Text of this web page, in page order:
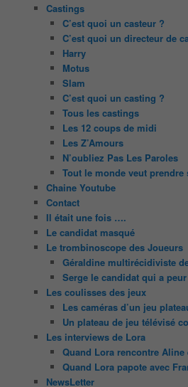
Castings
C’est quoi un casteur ?
C’est quoi un directeur de
Harry
Motus
Slam
C’est quoi un casting ?
Tous les castings
Les 12 coups de midi
Les Z’Amours
N’oubliez Pas Les Paroles
Tout le monde veut prendre
Chaine Youtube
Contact
Il était une fois ….
Le candidat masqué
Le trombinoscope des Joueurs
Géraldine multirécidiviste
Serge le candidat qui a
Les coulisses des jeux
Les caméras d’un jeu
Un plateau de jeu télévisé
Les interviews de Lora
Quand Lora rencontre
Quand Lora papote avec
NewsLetter